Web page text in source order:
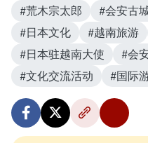
#荒木宗太郎
#会安古
#日本文化
#越南旅游
#日本驻越南大使
#会
#文化交流活动
#国际